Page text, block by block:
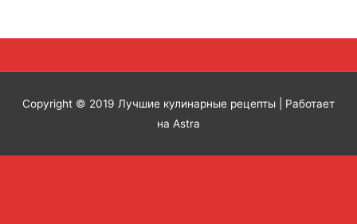
Copyright © 2019 Лучшие кулинарные рецепты | Работает
на Astra